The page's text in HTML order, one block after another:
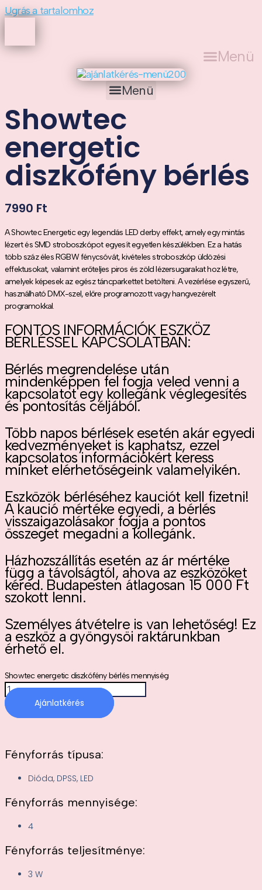
Ugrás a tartalomhoz
Menü
Menü
Showtec
energetic
diszkófény bérlés
7990 Ft
A Showtec Energetic egy legendás LED derby effekt, amely egy mintás
lézert és SMD stroboszkópot egyesít egyetlen készülékben. Ez a hatás
több száz éles RGBW fénycsóvát, kivételes stroboszkóp üldözési
effektusokat, valamint erőteljes piros és zöld lézersugarakat hoz létre,
amelyek képesek az egész táncparkettet betölteni. A vezérlése egyszerű,
használható DMX-szel, előre programozott vagy hangvezérelt
programokkal.
FONTOS INFORMÁCIÓK ESZKÖZ
BÉRLÉSSEL KAPCSOLATBAN:
Bérlés megrendelése után
mindenképpen fel fogja veled venni a
kapcsolatot egy kollegánk véglegesítés
és pontosítás céljából.
Több napos bérlések esetén akár egyedi
kedvezményeket is kaphatsz, ezzel
kapcsolatos információkért keress
minket elérhetőségeink valamelyikén.
Eszközök bérléséhez kauciót kell fizetni!
A kaució mértéke egyedi, a bérlés
visszaigazolásakor fogja a pontos
összeget megadni a kollegánk.
Házhozszállítás esetén az ár mértéke
függ a távolságtól, ahova az eszközöket
kéred. Budapesten átlagosan 15 000 Ft
szokott lenni.
Személyes átvételre is van lehetőség! Ez
a eszköz a gyöngysöi raktárunkban
érhető el.
Showtec energetic diszkófény bérlés mennyiség
Ajánlatkérés
Fényforrás típusa:
Dióda, DPSS, LED
Fényforrás mennyisége:
4
Fényforrás teljesítménye:
3 W